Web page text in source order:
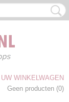
UW WINKELWAGEN
Geen producten (0)